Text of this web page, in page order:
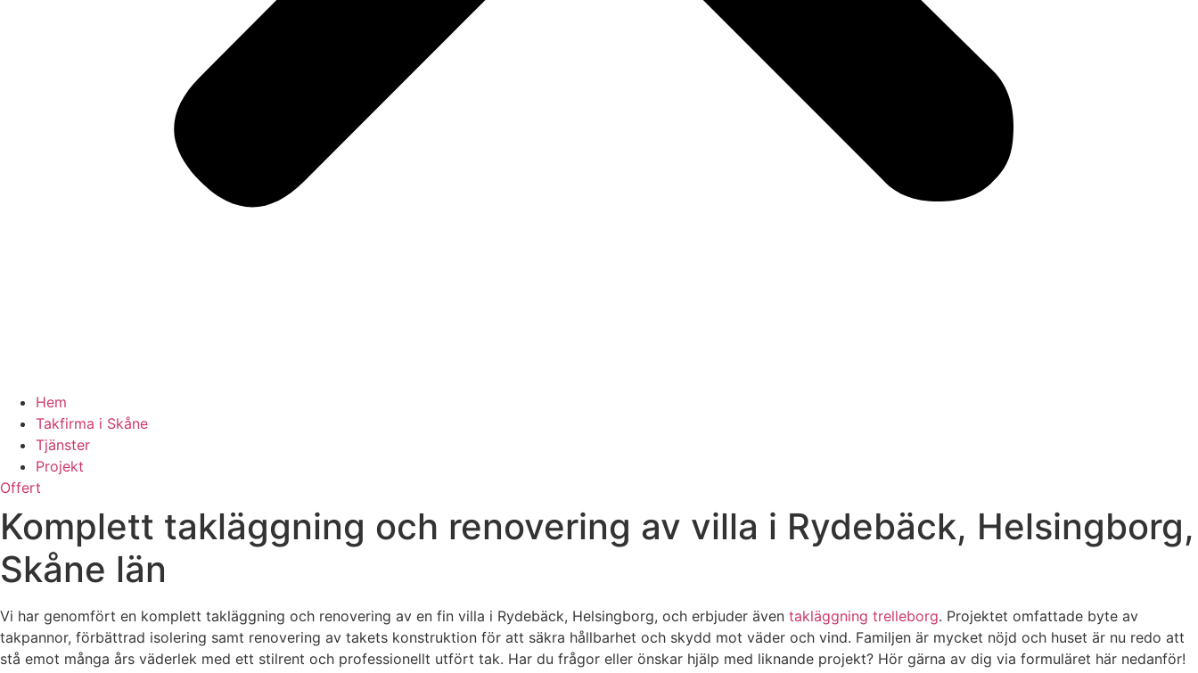
Hem
Takfirma i Skåne
Tjänster
Projekt
Offert
Komplett takläggning och renovering av villa i Rydebäck, Helsingborg,
Skåne län
Vi har genomfört en komplett takläggning och renovering av en fin villa i Rydebäck, Helsingborg, och erbjuder även takläggning trelleborg. Projektet omfattade byte av
takpannor, förbättrad isolering samt renovering av takets konstruktion för att säkra hållbarhet och skydd mot väder och vind. Familjen är mycket nöjd och huset är nu redo att
stå emot många års väderlek med ett stilrent och professionellt utfört tak. Har du frågor eller önskar hjälp med liknande projekt? Hör gärna av dig via formuläret här nedanför!